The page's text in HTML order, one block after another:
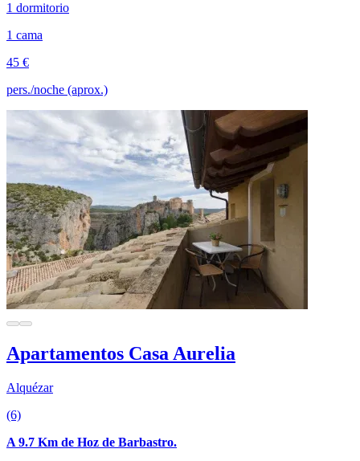
1 dormitorio
1 cama
45 €
pers./noche (aprox.)
Apartamentos Casa Aurelia
Alquézar
(6)
A 9.7 Km de Hoz de Barbastro.